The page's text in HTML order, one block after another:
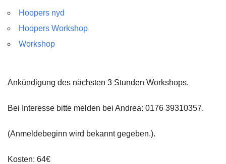
Hoopers nyd
Hoopers Workshop
Workshop
Ankündigung des nächsten 3 Stunden Workshops.
Bei Interesse bitte melden bei Andrea: 0176 39310357.
(Anmeldebeginn wird bekannt gegeben.).
Kosten: 64€